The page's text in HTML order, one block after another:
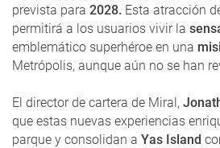
prevista para 2028. Esta atracción
permitirá a los usuarios vivir la
emblemático superhéroe en una
Metrópolis, aunque aún no se han
El director de cartera de Miral,
que estas nuevas experiencias
parque y consolidan a Yas Island